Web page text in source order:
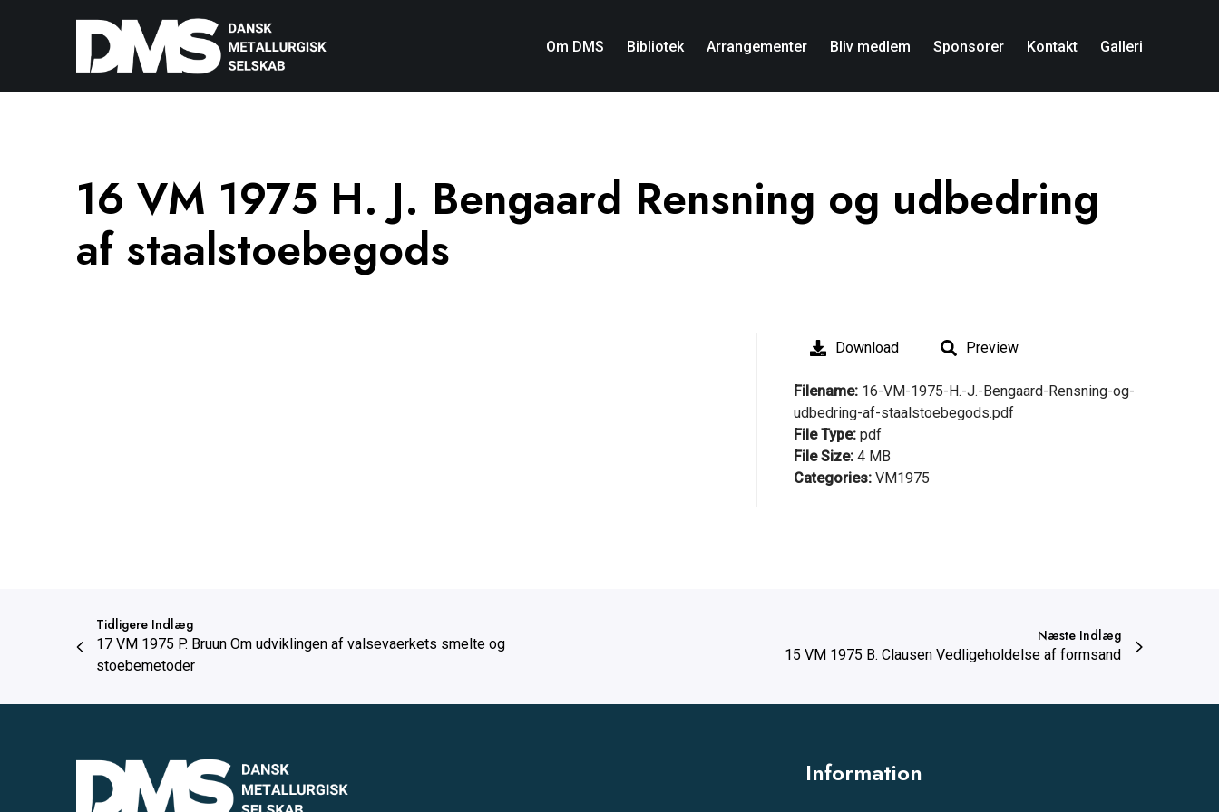
Om DMS Bibliotek Arrangementer Bliv medlem Sponsorer Kontakt Galleri
16 VM 1975 H. J. Bengaard Rensning og udbedring
af staalstoebegods
Download Preview
Filename: 16-VM-1975-H.-J.-Bengaard-Rensning-og-
udbedring-af-staalstoebegods.pdf
File Type: pdf
File Size: 4 MB
Categories: VM1975
Tidligere Indlæg
17 VM 1975 P. Bruun Om udviklingen af valsevaerkets smelte og
stoebemetoder
Næste Indlæg
15 VM 1975 B. Clausen Vedligeholdelse af formsand
Information